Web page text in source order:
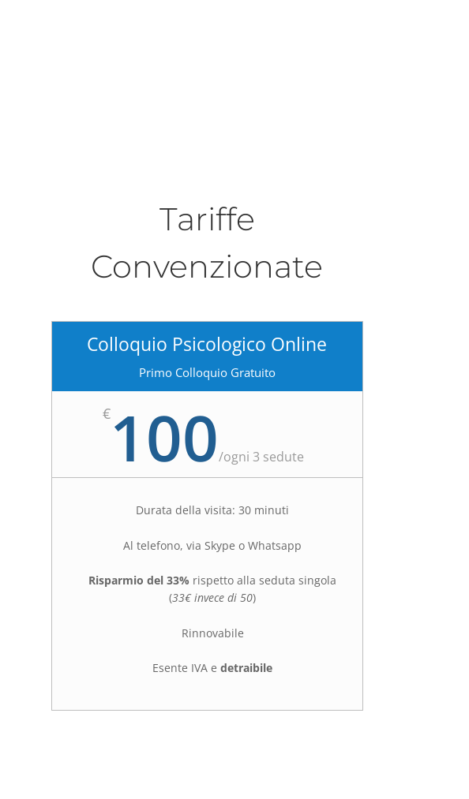
Tariffe
Convenzionate
Colloquio Psicologico Online
Primo Colloquio Gratuito
€100/ogni 3 sedute
Durata della visita: 30 minuti
Al telefono, via Skype o Whatsapp
Risparmio del 33% rispetto alla seduta singola
(33€ invece di 50)
Rinnovabile
Esente IVA edetraibile